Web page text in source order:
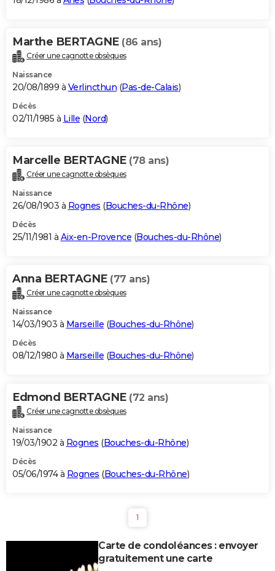
Marthe BERTAGNE (86 ans)
Créer une cagnotte obsèques
Naissance
20/08/1899 à Verlincthun (Pas-de-Calais)
Décès
02/11/1985 à Lille (Nord)
Marcelle BERTAGNE (78 ans)
Créer une cagnotte obsèques
Naissance
26/08/1903 à Rognes (Bouches-du-Rhône)
Décès
25/11/1981 à Aix-en-Provence (Bouches-du-Rhône)
Anna BERTAGNE (77 ans)
Créer une cagnotte obsèques
Naissance
14/03/1903 à Marseille (Bouches-du-Rhône)
Décès
08/12/1980 à Marseille (Bouches-du-Rhône)
Edmond BERTAGNE (72 ans)
Créer une cagnotte obsèques
Naissance
19/03/1902 à Rognes (Bouches-du-Rhône)
Décès
05/06/1974 à Rognes (Bouches-du-Rhône)
1
Carte de condoléances : envoyer
gratuitement une carte